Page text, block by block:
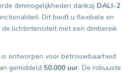
dimmogelijkheden dankzij DALI-2
Dit biedt u flexibele en
lichtintensiteit met een dimbereik
is ontworpen voor betrouwbaarheid
gemiddeld 50.000 uur. De robuuste